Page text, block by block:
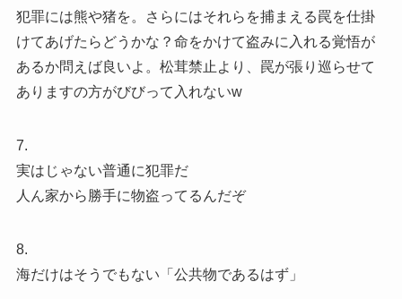
犯罪には熊や猪を。さらにはそれらを捕まえる罠を仕掛
けてあげたらどうかな？命をかけて盗みに入れる覚悟が
あるか問えば良いよ。松茸禁止より、罠が張り巡らせて
ありますの方がびびって入れないw
7.
実はじゃない普通に犯罪だ
人ん家から勝手に物盗ってるんだぞ
8.
海だけはそうでもない「公共物であるはず」